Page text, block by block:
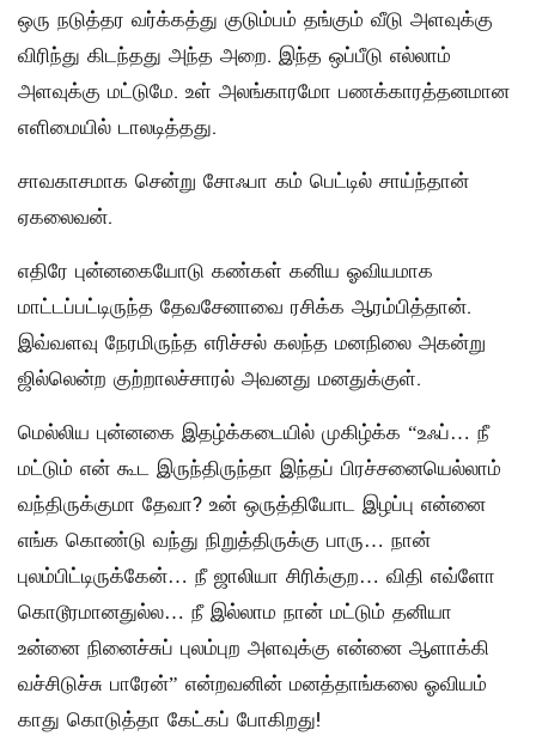
ஒரு நடுத்தர வர்க்கத்து குடும்பம் தங்கும் வீடு அளவுக்கு
விரிந்து கிடந்தது அந்த அறை. இந்த ஒப்பீடு எல்லாம்
அளவுக்கு மட்டுமே. உள் அலங்காரமோ பணக்காரத்தனமான
எளிமையில் டாலடித்தது.
சாவகாசமாக சென்று சோஃபா கம் பெட்டில் சாய்ந்தான்
ஏகலைவன்.
எதிரே புன்னகையோடு கண்கள் கனிய ஓவியமாக
மாட்டப்பட்டிருந்த தேவசேனாவை ரசிக்க ஆரம்பித்தான்.
இவ்வளவு நேரமிருந்த எரிச்சல் கலந்த மனநிலை அகன்று
ஜில்லென்ற குற்றாலச்சாரல் அவனது மனதுக்குள்.
மெல்லிய புன்னகை இதழ்க்கடையில் முகிழ்க்க “உஃப்… நீ
மட்டும் என் கூட இருந்திருந்தா இந்தப் பிரச்சனையெல்லாம்
வந்திருக்குமா தேவா? உன் ஒருத்தியோட இழப்பு என்னை
எங்க கொண்டு வந்து நிறுத்திருக்கு பாரு… நான்
புலம்பிட்டிருக்கேன்… நீ ஜாலியா சிரிக்குற… விதி எவ்ளோ
கொடூரமானதுல்ல… நீ இல்லாம நான் மட்டும் தனியா
உன்னை நினைச்சுப் புலம்புற அளவுக்கு என்னை ஆளாக்கி
வச்சிடுச்சு பாரேன்” என்றவனின் மனத்தாங்கலை ஓவியம்
காது கொடுத்தா கேட்கப் போகிறது!